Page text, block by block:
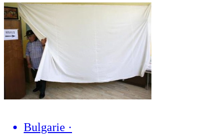
Bulgarie ·